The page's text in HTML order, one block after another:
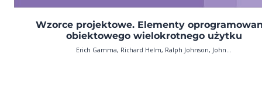
Wzorce projektowe. Elementy
obiektowego wielokrotnego użytku
Erich Gamma, Richard Helm, Ralph Johnson, John...